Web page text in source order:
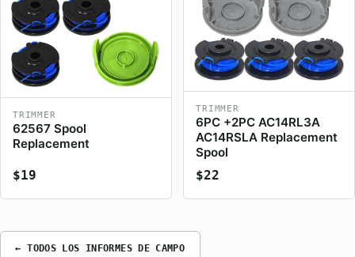
TRIMMER
62567 Spool
Replacement
$19
TRIMMER
6PC +2PC AC14RL3A
AC14RSLA Replacement
Spool
$22
← TODOS LOS INFORMES DE CAMPO